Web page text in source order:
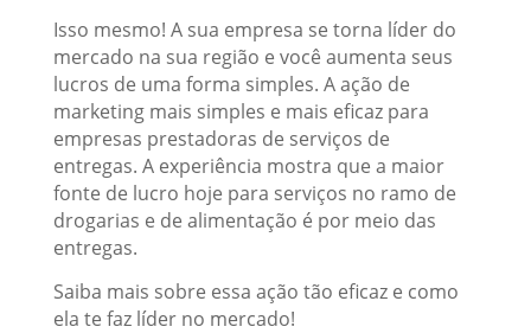
Isso mesmo! A sua empresa se torna líder do
mercado na sua região e você aumenta seus
lucros de uma forma simples. A ação de
marketing mais simples e mais eficaz para
empresas prestadoras de serviços de
entregas. A experiência mostra que a maior
fonte de lucro hoje para serviços no ramo de
drogarias e de alimentação é por meio das
entregas.
Saiba mais sobre essa ação tão eficaz e como
ela te faz líder no mercado!